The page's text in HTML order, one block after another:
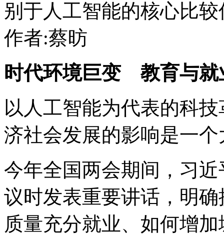
别于人工智能的核心比较
作者:蔡昉
时代环境巨变 教育与就
以人工智能为代表的科
济社会发展的影响是一
今年全国两会期间，习
议时发表重要讲话，明
质量充分就业、如何增